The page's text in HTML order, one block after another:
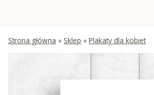
Strona główna » Sklep » Plakaty dla kobiet